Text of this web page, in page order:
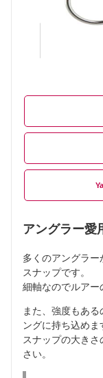
アングラー愛
多くのアングラ
スナップです。
細軸なのでルアー
また、強度もあ
ングに持ち込めま
スナップの大き
さい。